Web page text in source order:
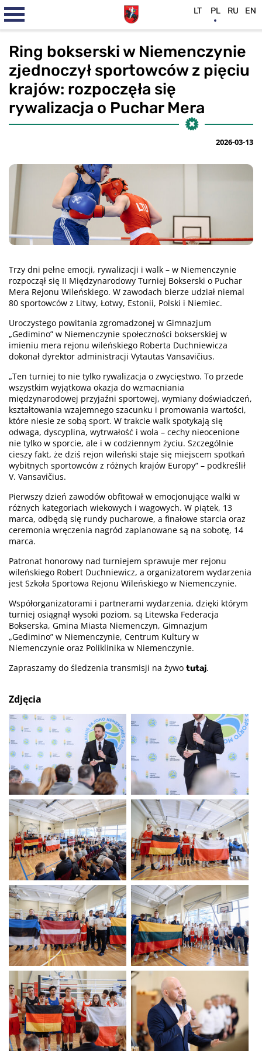
Ring bokserski w Niemenczynie
zjednoczył sportowców z pięciu
krajów: rozpoczęła się
rywalizacja o Puchar Mera
2026-03-13
Trzy dni pełne emocji, rywalizacji i walk – w Niemenczynie
rozpoczął się II Międzynarodowy Turniej Bokserski o Puchar
Mera Rejonu Wileńskiego. W zawodach bierze udział niemal
80 sportowców z Litwy, Łotwy, Estonii, Polski i Niemiec.
Uroczystego powitania zgromadzonej w Gimnazjum
„Gedimino” w Niemenczynie społeczności bokserskiej w
imieniu mera rejonu wileńskiego Roberta Duchniewicza
dokonał dyrektor administracji Vytautas Vansavičius.
„Ten turniej to nie tylko rywalizacja o zwycięstwo. To przede
wszystkim wyjątkowa okazja do wzmacniania
międzynarodowej przyjaźni sportowej, wymiany doświadczeń,
kształtowania wzajemnego szacunku i promowania wartości,
które niesie ze sobą sport. W trakcie walk spotykają się
odwaga, dyscyplina, wytrwałość i wola – cechy nieocenione
nie tylko w sporcie, ale i w codziennym życiu. Szczególnie
cieszy fakt, że dziś rejon wileński staje się miejscem spotkań
wybitnych sportowców z różnych krajów Europy” – podkreślił
V. Vansavičius.
Pierwszy dzień zawodów obfitował w emocjonujące walki w
różnych kategoriach wiekowych i wagowych. W piątek, 13
marca, odbędą się rundy pucharowe, a finałowe starcia oraz
ceremonia wręczenia nagród zaplanowane są na sobotę, 14
marca.
Patronat honorowy nad turniejem sprawuje mer rejonu
wileńskiego Robert Duchniewicz, a organizatorem wydarzenia
jest Szkoła Sportowa Rejonu Wileńskiego w Niemenczynie.
Współorganizatorami i partnerami wydarzenia, dzięki którym
turniej osiągnął wysoki poziom, są Litewska Federacja
Bokserska, Gmina Miasta Niemenczyn, Gimnazjum
„Gedimino” w Niemenczynie, Centrum Kultury w
Niemenczynie oraz Poliklinika w Niemenczynie.
Zapraszamy do śledzenia transmisji na żywo tutaj.
Zdjęcia
LT PL RU EN